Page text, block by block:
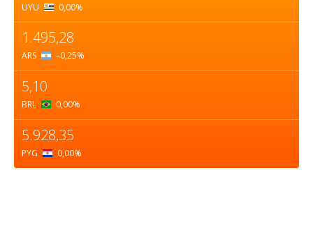
UYU 0,00%
1.495,28
ARS –0,25%
5,10
BRL 0,00%
5.928,35
PYG 0,00%